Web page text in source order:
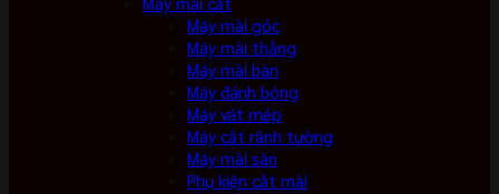
Máy mài góc
Máy mài thẳng
Máy mài bàn
Máy đánh bóng
Máy vát mép
Máy cắt rãnh tường
Máy mài sàn
Phụ kiện cắt mài